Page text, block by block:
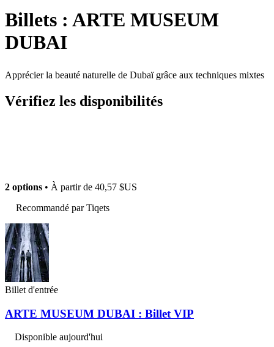
Billets : ARTE MUSEUM
DUBAI
Apprécier la beauté naturelle de Dubaï grâce aux techniques mixtes
Vérifiez les disponibilités
2 options • À partir de 40,57 $US
Recommandé par Tiqets
Billet d'entrée
ARTE MUSEUM DUBAI : Billet VIP
Disponible aujourd'hui